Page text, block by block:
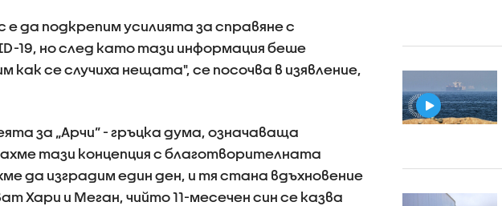
да подкрепим усилията за справяне с
19, но след като тази информация беше
как се случиха нещата", се посочва в изявление,
за „Арчи” - гръцка дума, означаваща
тази концепция с благотворителната
да изградим един ден, и тя стана вдъхновение
Хари и Меган, чийто 11-месечен син се казва